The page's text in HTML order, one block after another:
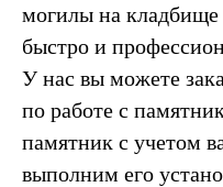
могилы на кладбище
быстро и
У нас вы можете
по работе с
памятник с учетом
выполним его